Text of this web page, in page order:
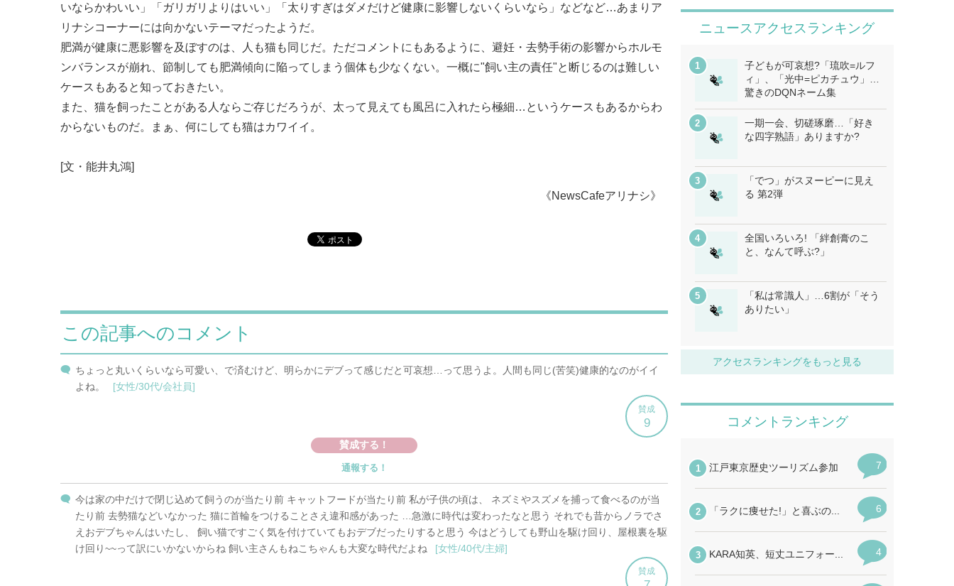
いならかわいい」「ガリガリよりはいい」「太りすぎはダメだけど健康に影響しないくらいなら」などなど…あまりア
リナシコーナーには向かないテーマだったようだ。
肥満が健康に悪影響を及ぼすのは、人も猫も同じだ。ただコメントにもあるように、避妊・去勢手術の影響からホルモ
ンバランスが崩れ、節制しても肥満傾向に陥ってしまう個体も少なくない。一概に"飼い主の責任"と断じるのは難しい
ケースもあると知っておきたい。
また、猫を飼ったことがある人ならご存じだろうが、太って見えても風呂に入れたら極細…というケースもあるからわ
からないものだ。まぁ、何にしても猫はカワイイ。
[文・能井丸鴻]
《NewsCafeアリナシ》
ニュースアクセスランキング
子どもが可哀想?「琉吹=ルフ
ィ」、「光中=ピカチュウ」…
驚きのDQNネーム集
一期一会、切磋琢磨…「好き
な四字熟語」ありますか?
「でつ」がスヌーピーに見え
る 第2弾
全国いろいろ! 「絆創膏のこ
と、なんて呼ぶ?」
「私は常識人」…6割が「そう
ありたい」
アクセスランキングをもっと見る